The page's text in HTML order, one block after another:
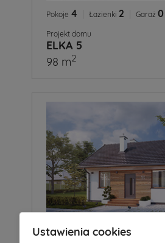
Pokoje 4 Łazienki 2 Garaż 0
Projekt domu
ELKA 5
98 m2
Ustawienia cookies